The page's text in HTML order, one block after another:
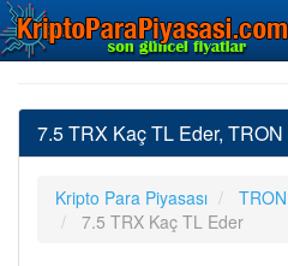
7.5 TRX Kaç TL Eder,
Kripto Para Piyasası
7.5 TRX Kaç TL Eder